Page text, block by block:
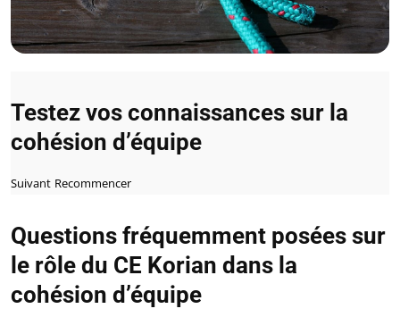
Testez vos connaissances sur la
cohésion d’équipe
Suivant Recommencer
Questions fréquemment posées sur
le rôle du CE Korian dans la
cohésion d’équipe